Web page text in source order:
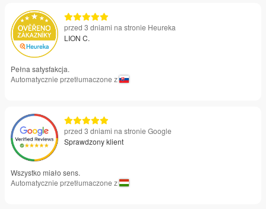
przed 3 dniami na stronie Heureka
LION C.
Pełna satysfakcja.
Automatycznie przetłumaczone z
przed 3 dniami na stronie Google
Sprawdzony klient
Wszystko miało sens.
Automatycznie przetłumaczone z